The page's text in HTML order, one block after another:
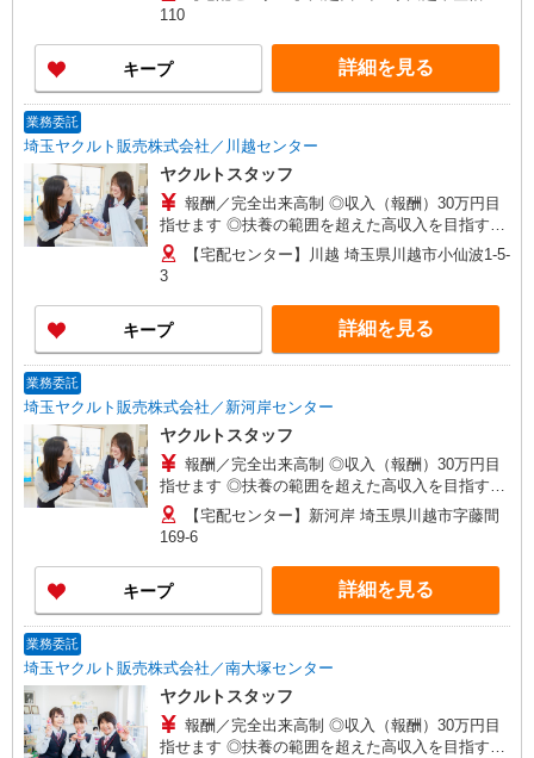
の方・少しでも不安のある方、お気軽にお問い合
収入補償期間／2ヶ月間 ※収入（報酬）補償1日：
5,705円 ◆商品買取りなし！働いた分はしっかり
稼げます◎ ※研修期間／本社研修4日間 収入保障
110
キープ 詳細を見る
業務委託
埼玉ヤクルト販売株式会社／川越センター
ヤクルトスタッフ
報酬／完全出来高制 ◎収入（報酬）30万円目
指せます ◎扶養の範囲を超えた高収入を目指す
方、転職希望の方、育休復帰をお悩みの方 初めて
の方・少しでも不安のある方、お気軽にお問い合
収入補償期間／2ヶ月間 ※収入（報酬）補償1日：
5,705円 ◆商品買取りなし！働いた分はしっかり
稼げます◎ ※研修期間／本社研修4日間 収入保障
【宅配センター】川越 埼玉県川越市小仙波1-5-
3
キープ 詳細を見る
業務委託
埼玉ヤクルト販売株式会社／新河岸センター
ヤクルトスタッフ
報酬／完全出来高制 ◎収入（報酬）30万円目
指せます ◎扶養の範囲を超えた高収入を目指す
方、転職希望の方、育休復帰をお悩みの方 初めて
の方・少しでも不安のある方、お気軽にお問い合
収入補償期間／2ヶ月間 ※収入（報酬）補償1日：
5,705円 ◆商品買取りなし！働いた分はしっかり
稼げます◎ ※研修期間／本社研修4日間 収入保障
【宅配センター】新河岸 埼玉県川越市字藤間
169-6
キープ 詳細を見る
業務委託
埼玉ヤクルト販売株式会社／南大塚センター
ヤクルトスタッフ
報酬／完全出来高制 ◎収入（報酬）30万円目
指せます ◎扶養の範囲を超えた高収入を目指す